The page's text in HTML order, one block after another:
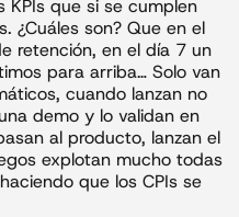
que si se cumplen
¿Cuáles son? Que en el
retención, en el día 7 un
para arriba… Solo van
cuando lanzan no
demo y lo validan en
al producto, lanzan el
explotan mucho todas
que los CPIs se